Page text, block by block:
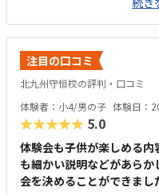
ん。シンプルな内装です。大
しそうにしているので、雰囲
思います。高くても吸収して
ので、自分で考えられる教育方
す。通学当日に、ラインで、授
回、連絡頂きます。こんなサー
答え合わせなります。子供の成
特にございません。他みたいに
すのではなく新しい取り組みに
注目の口コミ
北九州守恒校の評判・口コミ
体験者：小4/男の子 体験日：
★★★★★ 5.0
体験会も子供が楽しめる内
も細かい説明などがあら
会を決めることができまし